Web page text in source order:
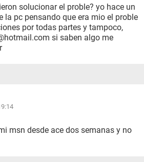
solucionar el proble? yo hace un
la pc pensando que era mio el proble
por todas partes y tampoco,
si saben algo me
msn desde ace dos semanas y no